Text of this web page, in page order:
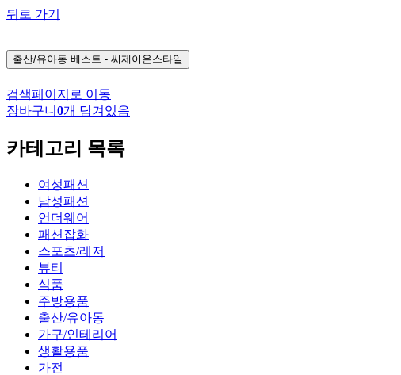
뒤로 가기
출산/유아동 베스트 - 씨제이온스타일
검색페이지로 이동
장바구니 0개 담겨있음
카테고리 목록
여성패션
남성패션
언더웨어
패션잡화
스포츠/레저
뷰티
식품
주방용품
출산/유아동
가구/인테리어
생활용품
가전